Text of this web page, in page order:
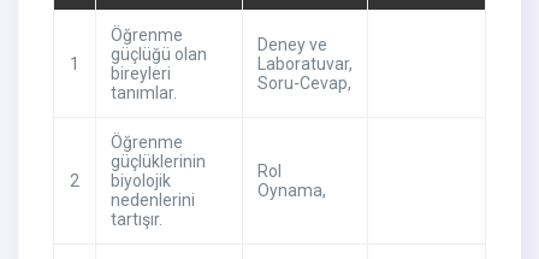
1
Öğrenme
güçlüğü olan
bireyleri
tanımlar.
Deney ve
Laboratuvar,
Soru-Cevap,
2
Öğrenme
güçlüklerinin
biyolojik
nedenlerini
tartışır.
Rol
Oynama,